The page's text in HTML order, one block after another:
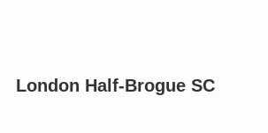
London Half-Brogue SC